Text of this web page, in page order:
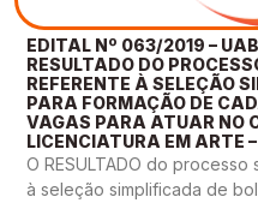
EDITAL Nº 063/2019 –
RESULTADO DO
REFERENTE À SELEÇÃO
PARA FORMAÇÃO DE
VAGAS PARA ATUAR NO
LICENCIATURA EM ARTE
O RESULTADO do
à seleção simplificada de